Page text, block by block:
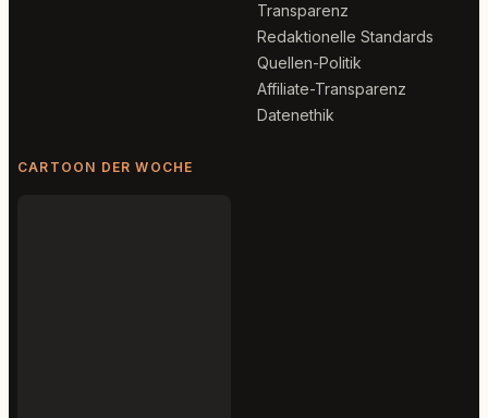
Transparenz
Redaktionelle Standards
Quellen-Politik
Affiliate-Transparenz
Datenethik
CARTOON DER WOCHE